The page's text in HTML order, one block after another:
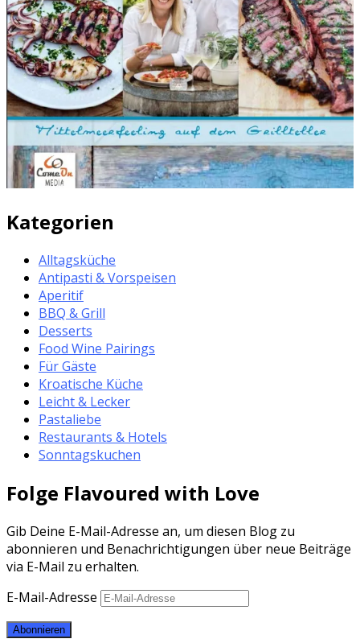
Kategorien
Alltagsküche
Antipasti & Vorspeisen
Aperitif
BBQ & Grill
Desserts
Food Wine Pairings
Für Gäste
Kroatische Küche
Leicht & Lecker
Pastaliebe
Restaurants & Hotels
Sonntagskuchen
Folge Flavoured with Love
Gib Deine E-Mail-Adresse an, um diesen Blog zu
abonnieren und Benachrichtigungen über neue Beiträge
via E-Mail zu erhalten.
E-Mail-Adresse
Abonnieren